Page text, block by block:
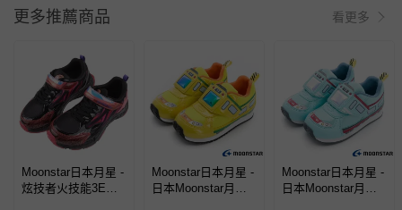
更多推薦商品 看更多
Moonstar日本月星 -
炫技者火技能3E寬
Moonstar日本月星 -
日本Moonstar月星
Moonstar日本月星 -
日本Moonstar月星